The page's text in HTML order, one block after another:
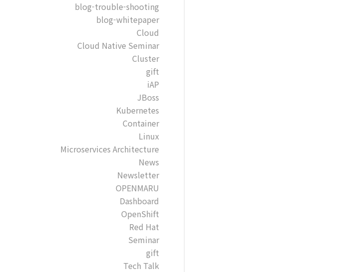
blog-trouble-shooting
blog-whitepaper
Cloud
Cloud Native Seminar
Cluster
gift
iAP
JBoss
Kubernetes
Container
Linux
Microservices Architecture
News
Newsletter
OPENMARU
Dashboard
OpenShift
Red Hat
Seminar
gift
Tech Talk